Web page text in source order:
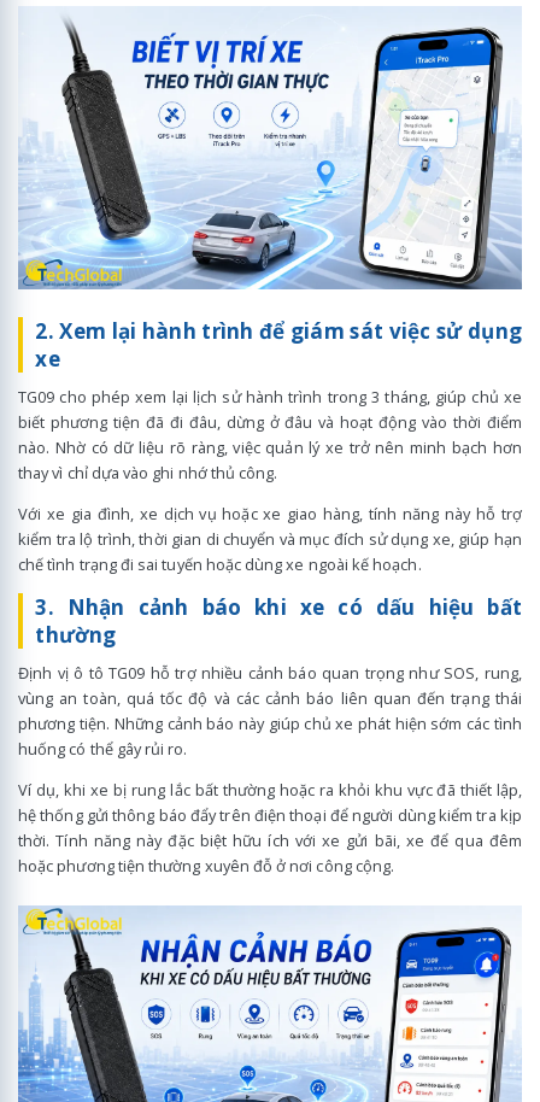
2. Xem lại hành trình để giám sát việc sử dụng
xe
TG09 cho phép xem lại lịch sử hành trình trong 3 tháng, giúp chủ xe
biết phương tiện đã đi đâu, dừng ở đâu và hoạt động vào thời điểm
nào. Nhờ có dữ liệu rõ ràng, việc quản lý xe trở nên minh bạch hơn
thay vì chỉ dựa vào ghi nhớ thủ công.
Với xe gia đình, xe dịch vụ hoặc xe giao hàng, tính năng này hỗ trợ
kiểm tra lộ trình, thời gian di chuyển và mục đích sử dụng xe, giúp hạn
chế tình trạng đi sai tuyến hoặc dùng xe ngoài kế hoạch.
3. Nhận cảnh báo khi xe có dấu hiệu bất
thường
Định vị ô tô TG09 hỗ trợ nhiều cảnh báo quan trọng như SOS, rung,
vùng an toàn, quá tốc độ và các cảnh báo liên quan đến trạng thái
phương tiện. Những cảnh báo này giúp chủ xe phát hiện sớm các tình
huống có thể gây rủi ro.
Ví dụ, khi xe bị rung lắc bất thường hoặc ra khỏi khu vực đã thiết lập,
hệ thống gửi thông báo đẩy trên điện thoại để người dùng kiểm tra kịp
thời. Tính năng này đặc biệt hữu ích với xe gửi bãi, xe để qua đêm
hoặc phương tiện thường xuyên đỗ ở nơi công cộng.